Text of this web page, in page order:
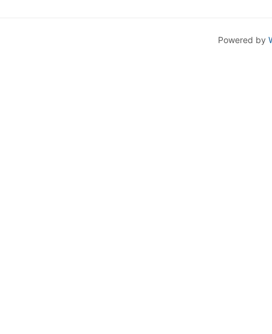
Powered by